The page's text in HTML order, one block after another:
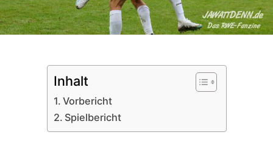
Inhalt
Vorbericht
Spielbericht